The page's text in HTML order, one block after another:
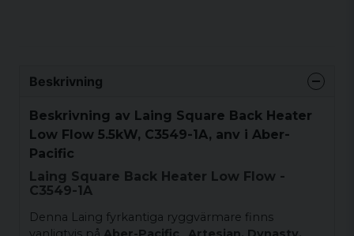
Beskrivning
Beskrivning av Laing Square Back Heater
Low Flow 5.5kW, C3549-1A, anv i Aber-
Pacific
Laing Square Back Heater Low Flow -
C3549-1A
Denna Laing fyrkantiga ryggvärmare finns